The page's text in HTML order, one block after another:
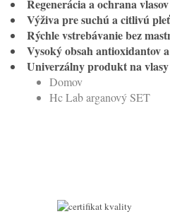
Regenerácia a ochrana vlasov
Výživa pre suchú a citlivú pleť
Rýchle vstrebávanie bez
Vysoký obsah antioxidantov
Univerzálny produkt na
Domov
Hc Lab arganový SET